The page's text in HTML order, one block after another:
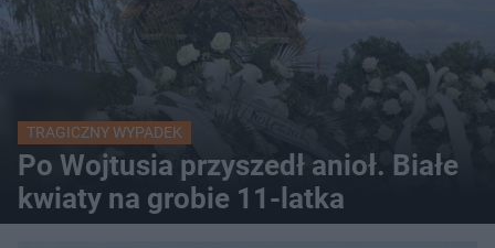
TRAGICZNY WYPADEK
Po Wojtusia przyszedł anioł. Białe
kwiaty na grobie 11-latka